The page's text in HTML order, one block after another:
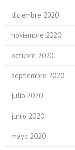
diciembre 2020
noviembre 2020
octubre 2020
septiembre 2020
julio 2020
junio 2020
mayo 2020